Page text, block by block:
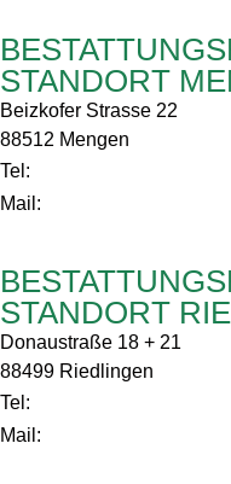
STANDORT
Beizkofer Strasse 22
88512 Mengen
Tel:
Mail:
STANDORT
Donaustraße 18 + 21
88499 Riedlingen
Tel:
Mail: